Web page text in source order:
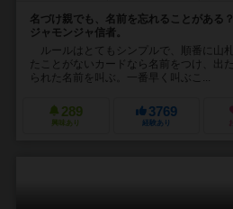
名づけ親でも、名前を忘れることがあ
ジャモンジャ信者。
ルールはとてもシンプルで、順番に山
たことがないカードなら名前をつけ、出
られた名前を叫ぶ。一番早く叫ぶこ...
289
興味あり
3769
経験あり